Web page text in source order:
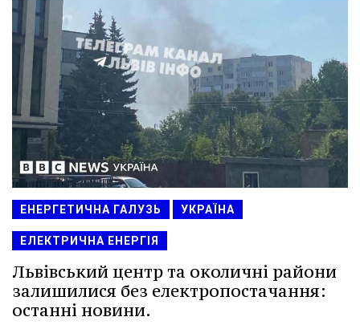
ЕНЕРГЕТИЧНА ГАЛУЗЬ УКРАЇНА
ЕЛЕКТРИЧНА ЕНЕРГІЯ
Львівський центр та околичні райони
залишилися без електропостачання:
останні новини.